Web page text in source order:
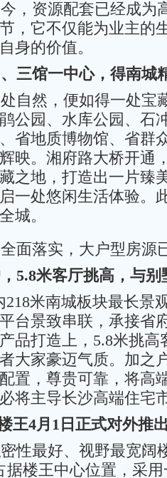
，资源配套已经成为
，它不仅能为业主的
身的价值。
三馆一中心，得南城
自然，便如得一处宝
公园、水库公园、石
省地质博物馆、省群
映。湘府路大桥开通
之地，打造出一片臻
一处悠闲生活体验。
城。
面落实，大户型房源
5.8米客厅挑高，与别
米南城板块最长景
台景致串联，承接省
品打造上，5.8米挑高
大家豪迈气质。加之
置，尊贵可靠，将高
将主导长沙高端住宅
王4月1日正式对外推
性最好、视野最宽阔
据楼王中心位置，采